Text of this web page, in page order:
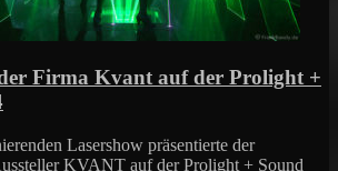
Firma Kvant auf der Prolight +
Lasershow präsentierte der
KVANT auf der Prolight + Sound